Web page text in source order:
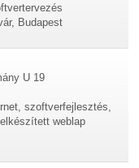
Budapest
U 19
szoftverfejlesztés,
weblap